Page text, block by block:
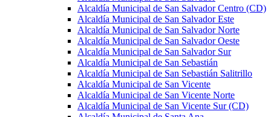
Alcaldía Municipal de San Salvador Centro (CD)
Alcaldía Municipal de San Salvador Este
Alcaldía Municipal de San Salvador Norte
Alcaldía Municipal de San Salvador Oeste
Alcaldía Municipal de San Salvador Sur
Alcaldía Municipal de San Sebastián
Alcaldía Municipal de San Sebastián Salitrillo
Alcaldía Municipal de San Vicente
Alcaldía Municipal de San Vicente Norte
Alcaldía Municipal de San Vicente Sur (CD)